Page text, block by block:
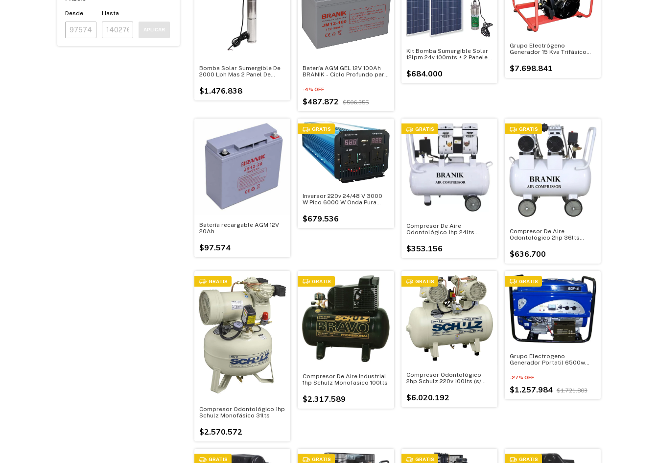
Desde Hasta
APLICAR
Bomba Solar Sumergible De
2000 Lph Mas 2 Panel De
$1.476.838
Batería AGM GEL 12V 100Ah
BRANIK - Ciclo Profundo para
Eléctrico
-4%OFF
$487.872 $506.355
Kit Bomba Sumergible Solar
12lpm 24v 100mts + 2 Paneles
$684.000
Grupo Electrógeno
Generador 15 Kva Trifásico
$7.698.841
Batería recargable AGM 12V
20Ah
$97.574
GRATIS
Inversor 220v 24/48 V 3000
W Pico 6000 W Onda Pura
$679.536
GRATIS
Compresor De Aire
Odontológico 1hp 24lts
$353.156
GRATIS
Compresor De Aire
Odontológico 2hp 36lts
$636.700
GRATIS
Compresor Odontológico 1hp
Schulz Monofásico 31lts
$2.570.572
GRATIS
Compresor De Aire Industrial
1hp Schulz Monofasico 100lts
$2.317.589
GRATIS
Compresor Odontológico
2hp Schulz 220v 100lts (s/
$6.020.192
GRATIS
Grupo Electrogeno
Generador Portatil 6500w
-27% OFF
$1.257.984 $1.721.803
GRATIS GRATIS GRATIS GRATIS